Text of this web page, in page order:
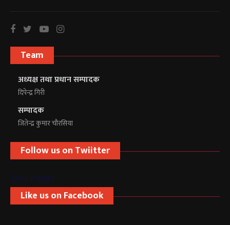
Team
अध्यक्ष तथा प्रधान सम्पादक
दिपेन्द्र गिरी
सम्पादक
जितेन्द्र कुमार चौरसिया
Follow us on Twiitter
Terai Report
Like us on Facebook